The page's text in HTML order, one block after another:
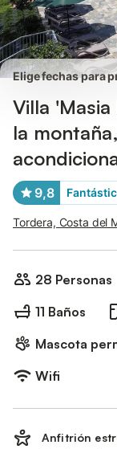
Elige fechas para
Villa
la
9,8
Tordera, Costa del
28 Personas
11 Baños
Mascota
Wifi
Anfitrión